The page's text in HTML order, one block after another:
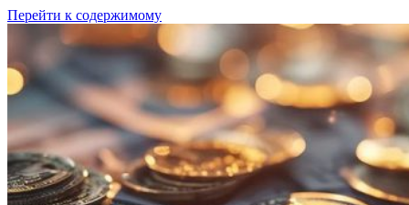
Перейти к содержимому